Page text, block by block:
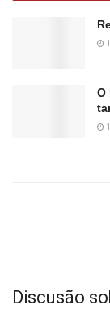
O
Discusão